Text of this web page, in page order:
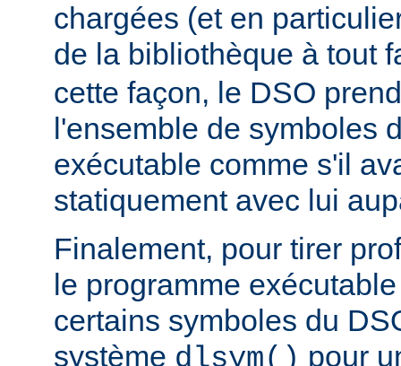
chargées (et en
de la bibliothèque à tout
cette façon, le DSO
l'ensemble de symboles
exécutable comme s'il
statiquement avec lui
Finalement, pour tirer
le programme
certains symboles du
système
pour